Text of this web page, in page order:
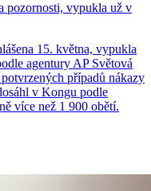
pozornosti, vypukla už v
15. května, vypukla
agentury AP Světová
případů nákazy
v Kongu podle
více než 1 900 obětí.